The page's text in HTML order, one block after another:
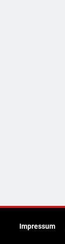
Impressum